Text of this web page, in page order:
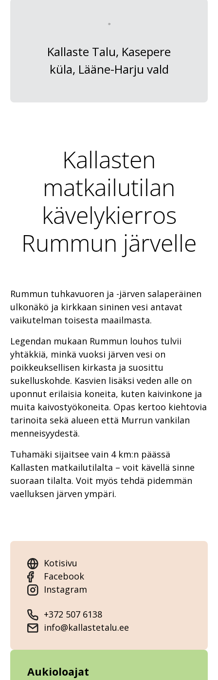
Kallaste Talu, Kasepere
küla, Lääne-Harju vald
Kallasten
matkailutilan
kävelykierros
Rummun järvelle
Rummun tuhkavuoren ja -järven salaperäinen
ulkonäkö ja kirkkaan sininen vesi antavat
vaikutelman toisesta maailmasta.
Legendan mukaan Rummun louhos tulvii
yhtäkkiä, minkä vuoksi järven vesi on
poikkeuksellisen kirkasta ja suosittu
sukelluskohde. Kasvien lisäksi veden alle on
uponnut erilaisia koneita, kuten kaivinkone ja
muita kaivostyökoneita. Opas kertoo kiehtovia
tarinoita sekä alueen että Murrun vankilan
menneisyydestä.
Tuhamäki sijaitsee vain 4 km:n päässä
Kallasten matkailutilalta – voit kävellä sinne
suoraan tilalta. Voit myös tehdä pidemmän
vaelluksen järven ympäri.
Kotisivu
Facebook
Instagram
+372 507 6138
info@kallastetalu.ee
Aukioloajat